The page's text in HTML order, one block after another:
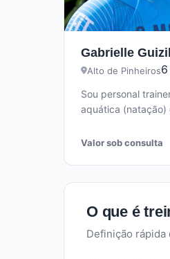
Gabrielle
Alto de Pinheiros
Sou personal
aquática (natação)
Valor sob consulta
O que é
Definição rápida